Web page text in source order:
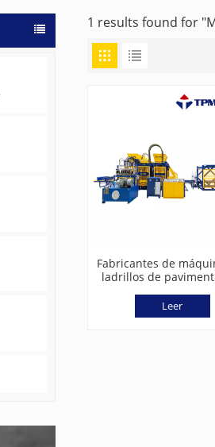
1 results found for
Fabricantes de
ladrillos de
(TPM8000G)
Leer